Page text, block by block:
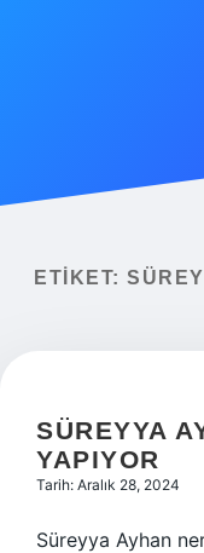
Yasal Uyarı
ETIKET:
SÜREYYA
YAPIYOR
Tarih: Aralık 28, 2024
Süreyya Ayhan